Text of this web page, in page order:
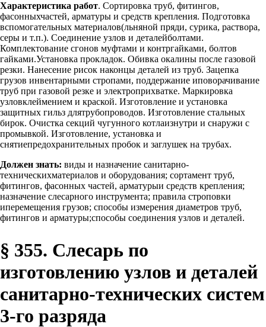
Характеристика работ. Сортировка труб, фитингов,
фасонныхчастей, арматуры и средств крепления. Подготовка
вспомогательных материалов(льняной пряди, сурика, раствора,
серы и т.п.). Соединение узлов и деталейболтами.
Комплектование сгонов муфтами и контргайками, болтов
гайками.Установка прокладок. Обивка окалины после газовой
резки. Нанесение рисок наконцы деталей из труб. Зацепка
грузов инвентарными стропами, поддержание иповорачивание
труб при газовой резке и электроприхватке. Маркировка
узловклеймением и краской. Изготовление и установка
защитных гильз длятрубопроводов. Изготовление стальных
бирок. Очистка секций чугунного котлаизнутри и снаружи с
промывкой. Изготовление, установка и
снятиепредохранительных пробок и заглушек на трубах.
Должен знать: виды и назначение санитарно-
техническихматериалов и оборудования; сортамент труб,
фитингов, фасонных частей, арматурыи средств крепления;
назначение слесарного инструмента; правила строповки
иперемещения грузов; способы измерения диаметров труб,
фитингов и арматуры;способы соединения узлов и деталей.
§ 355. Слесарь по
изготовлению узлов и деталей
санитарно-технических систем
3-го разряда